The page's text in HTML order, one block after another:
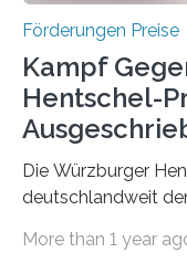
Förderungen Preise
Kampf
Hentschel-
Die Würzburger
deutschlandweit
hochrangige
More than 1 year